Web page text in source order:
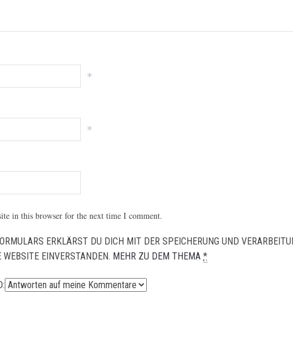
*
*
in this browser for the next time I comment.
ERKLÄRST DU DICH MIT DER SPEICHERUNG UND
EINVERSTANDEN. MEHR ZU DEM THEMA *